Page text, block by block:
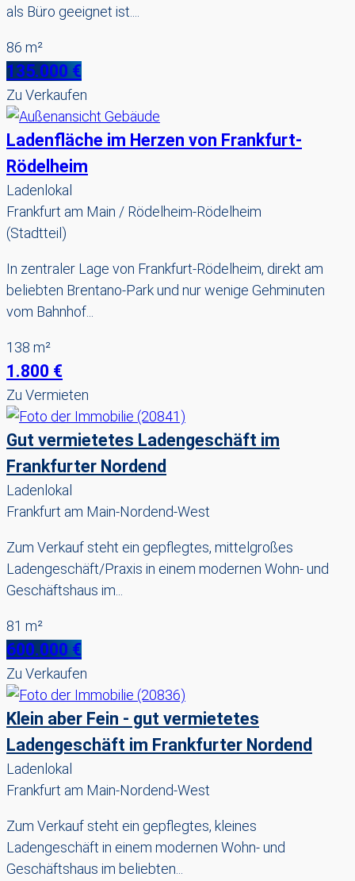
als Büro geeignet ist....
86 m²
135.000 €
Zu Verkaufen
Ladenfläche im Herzen von Frankfurt-
Rödelheim
Ladenlokal
Frankfurt am Main / Rödelheim-Rödelheim
(Stadtteil)
In zentraler Lage von Frankfurt-Rödelheim, direkt am
beliebten Brentano-Park und nur wenige Gehminuten
vom Bahnhof...
138 m²
1.800 €
Zu Vermieten
Gut vermietetes Ladengeschäft im
Frankfurter Nordend
Ladenlokal
Frankfurt am Main-Nordend-West
Zum Verkauf steht ein gepflegtes, mittelgroßes
Ladengeschäft/Praxis in einem modernen Wohn- und
Geschäftshaus im...
81 m²
600.000 €
Zu Verkaufen
Klein aber Fein - gut vermietetes
Ladengeschäft im Frankfurter Nordend
Ladenlokal
Frankfurt am Main-Nordend-West
Zum Verkauf steht ein gepflegtes, kleines
Ladengeschäft in einem modernen Wohn- und
Geschäftshaus im beliebten...